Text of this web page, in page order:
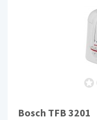
Bosch TFB 3201